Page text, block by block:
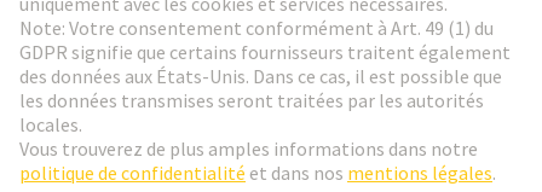
France Français